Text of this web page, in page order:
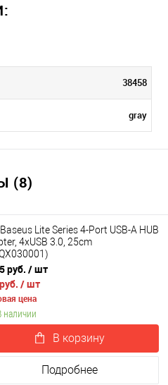
38458
gray
(8)
Lite Series 4-Port USB-A HUB
4xUSB 3.0, 25cm
руб. / шт
/ шт
цена
наличии
В корзину
Подробнее